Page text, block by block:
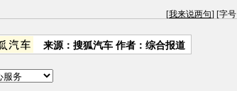
[我来说两句] [字号
来源： 搜狐汽车 作者：综合报道